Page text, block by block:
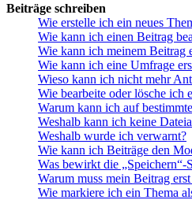
Beiträge schreiben
Wie erstelle ich ein neues
Wie kann ich einen Beitrag
Wie kann ich meinem Beitrag
Wie kann ich eine Umfrage
Wieso kann ich nicht mehr
Wie bearbeite oder lösche ich
Warum kann ich auf
Weshalb kann ich keine
Weshalb wurde ich verwarnt?
Wie kann ich Beiträge den
Was bewirkt die „Speichern“-
Warum muss mein Beitrag
Wie markiere ich ein Thema